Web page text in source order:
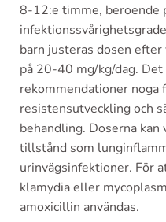
8-12:e timme, beroende
barn justeras dosen
på 20-40 mg/kg/dag.
rekommendationer noga
resistensutveckling och
behandling. Doserna kan
tillstånd som
urinvägsinfektioner. För
klamydia eller
amoxicillin användas.